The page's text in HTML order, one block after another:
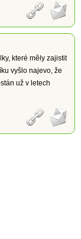
které měly zajistit
vyšlo najevo, že
už v letech